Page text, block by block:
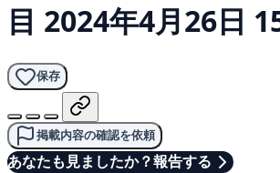
目 2024年4月26日
保存
掲載内容の確認を依頼
あなたも見ましたか？報告する